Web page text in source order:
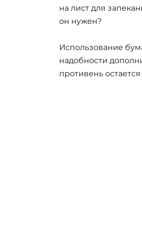
на лист для
он нужен?
Использование
надобности
противень